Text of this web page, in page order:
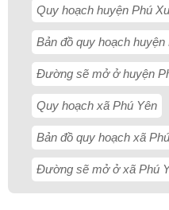
Quy hoạch huyện Phú
Bản đồ quy hoạch huyện
Đường sẽ mở ở huyện
Quy hoạch xã Phú Yên
Bản đồ quy hoạch xã
Đường sẽ mở ở xã Phú